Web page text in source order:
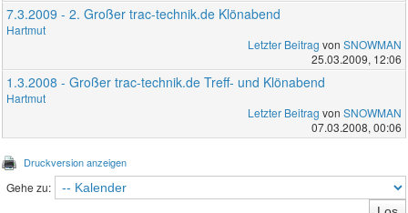
7.3.2009 - 2. Großer trac-technik.de Klönabend
Hartmut
Letzter Beitrag von SNOWMAN
25.03.2009, 12:06
1.3.2008 - Großer trac-technik.de Treff- und Klönabend
Hartmut
Letzter Beitrag von SNOWMAN
07.03.2008, 00:06
Druckversion anzeigen
Gehe zu: